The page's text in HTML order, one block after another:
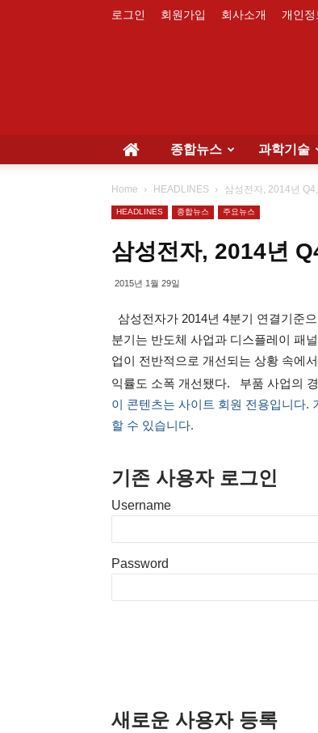
로그인 회원가입 회사소개 개인
종합뉴스 과학기술
Home HEADLINES 삼성전자, 2014년
HEADLINES 종합뉴스 주요뉴스
삼성전자, 2014년
2015년 1월 29일
삼성전자가 2014년 4분기 연결기준
분기는 반도체 사업과 디스플레이 패
업이 전반적으로 개선되는 상황 속에
익률도 소폭 개선됐다. 부품 사업의
이 콘텐츠는 사이트 회원 전용입니다.
할 수 있습니다.
기존 사용자 로그인
Username
Password
새로운 사용자 등록